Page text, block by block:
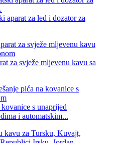
aparat za led i dozator za
za svježe mljevenu kavu sa
s unaprijed
i automatskim...